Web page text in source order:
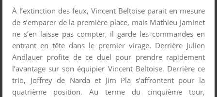
À l’extinction des feux, Vincent Beltoise parait en mesure
de s’emparer de la première place, mais Mathieu Jaminet
ne s’en laisse pas compter, il garde les commandes en
entrant en tête dans le premier virage. Derrière Julien
Andlauer profite de ce duel pour prendre rapidement
l’avantage sur son équipier Vincent Beltoise. Derrière ce
trio, Joffrey de Narda et Jim Pla s’affrontent pour la
quatrième position. Au terme du cinquième tour,